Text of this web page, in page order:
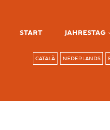
START JAHRESTAG
CATALÀ NEDERLANDS